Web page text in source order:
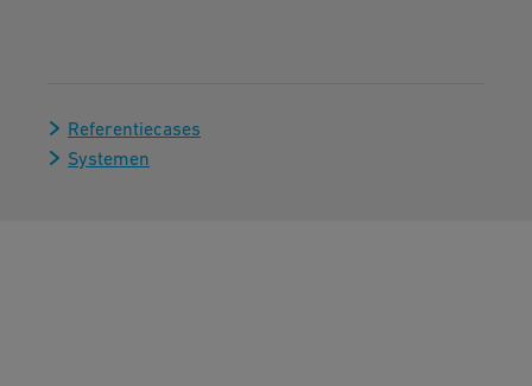
Referentiecases
Systemen